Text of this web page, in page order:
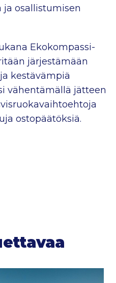
osallistumisen
Ekokompassi-
järjestämään
kestävämpiä
vähentämällä jätteen
ostopäätöksiä.